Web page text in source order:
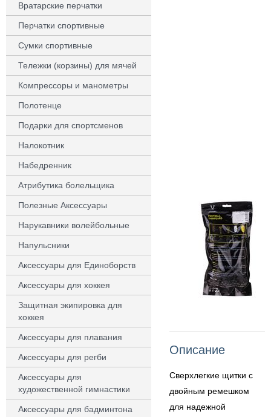
Вратарские перчатки
Перчатки спортивные
Сумки спортивные
Тележки (корзины) для мячей
Компрессоры и манометры
Полотенце
Подарки для спортсменов
Налокотник
Набедренник
Атрибутика болельщика
Полезные Аксессуары
Нарукавники волейбольные
Напульсники
Аксессуары для Единоборств
Аксессуары для хоккея
Защитная экипировка для
хоккея
Аксессуары для плавания
Аксессуары для регби
Аксессуары для
художественной гимнастики
Аксессуары для бадминтона
Описание
Сверхлегкие щитки с
двойным ремешком
для надежной